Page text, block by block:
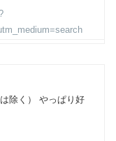
除く） やっぱり好